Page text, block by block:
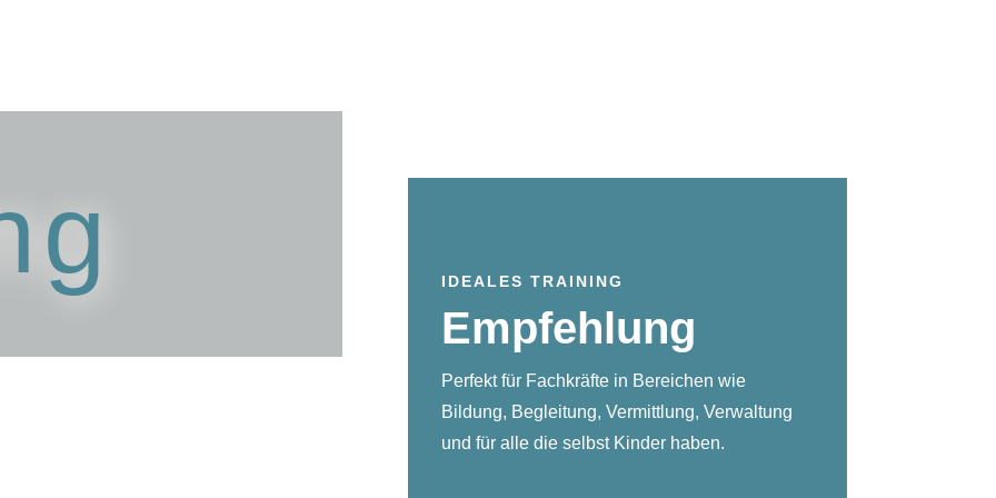
IDEALES TRAINING
Empfehlung
Perfekt für Fachkräfte in Bereichen wie
Bildung, Begleitung, Vermittlung, Verwaltung
und für alle die selbst Kinder haben.